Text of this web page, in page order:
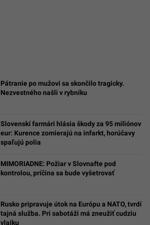
Pátranie po mužovi sa skončilo tragicky.
Nezvestného našli v rybníku
Slovenskí farmári hlásia škody za 95 miliónov
eur: Kurence zomierajú na infarkt, horúčavy
spaľujú polia
MIMORIADNE: Požiar v Slovnafte pod
kontrolou, príčina sa bude vyšetrovať
Rusko pripravuje útok na Európu a NATO, tvrdí
tajná služba. Pri sabotáži má zneužiť cudziu
vlajku